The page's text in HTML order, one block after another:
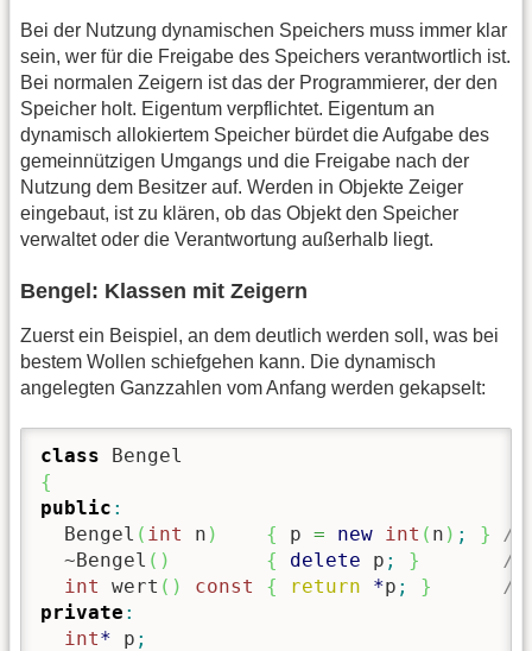
Bei der Nutzung dynamischen Speichers muss immer klar
sein, wer für die Freigabe des Speichers verantwortlich ist.
Bei normalen Zeigern ist das der Programmierer, der den
Speicher holt. Eigentum verpflichtet. Eigentum an
dynamisch allokiertem Speicher bürdet die Aufgabe des
gemeinnützigen Umgangs und die Freigabe nach der
Nutzung dem Besitzer auf. Werden in Objekte Zeiger
eingebaut, ist zu klären, ob das Objekt den Speicher
verwaltet oder die Verantwortung außerhalb liegt.
Bengel: Klassen mit Zeigern
Zuerst ein Beispiel, an dem deutlich werden soll, was bei
bestem Wollen schiefgehen kann. Die dynamisch
angelegten Ganzzahlen vom Anfang werden gekapselt:
class
{
public :
  Bengel
( int n ) { p = new int ( n ) ; }
//
  ~Bengel
( ) { delete p ; }
//
int
wert ( ) const { return *p ; }
//
private :
int* p ;